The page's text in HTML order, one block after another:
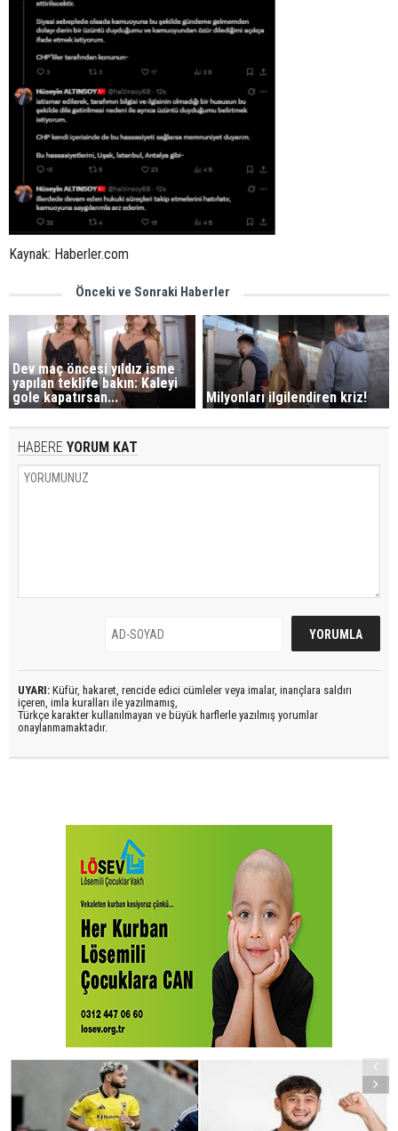
Kaynak: Haberler.com
Önceki ve Sonraki Haberler
Dev maç öncesi yıldız isme
yapılan teklife bakın: Kaleyi
gole kapatırsan...
Milyonları ilgilendiren kriz!
HABERE YORUM KAT
UYARI: Küfür, hakaret, rencide edici cümleler veya imalar, inançlara saldırı
içeren, imla kuralları ile yazılmamış,
Türkçe karakter kullanılmayan ve büyük harflerle yazılmış yorumlar
onaylanmamaktadır.